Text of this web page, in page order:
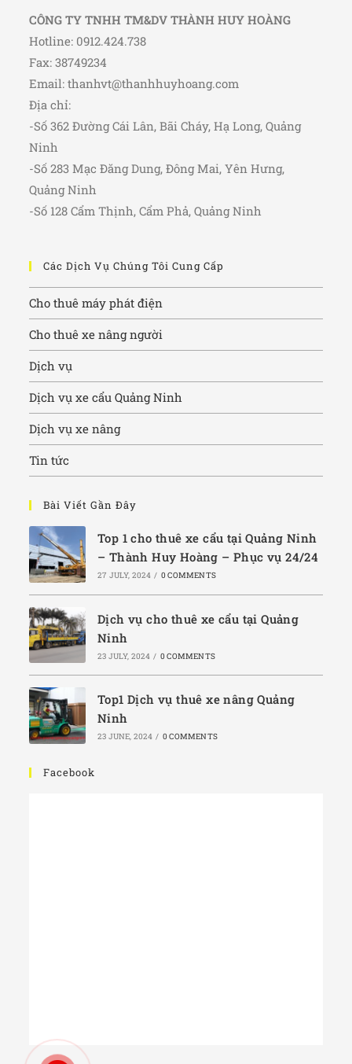
CÔNG TY TNHH TM&DV THÀNH HUY HOÀNG
Hotline: 0912.424.738
Fax: 38749234
Email:thanhvt@thanhhuyhoang.com
Địa chỉ:
-Số 362 Đường Cái Lân, Bãi Cháy, Hạ Long, Quảng
Ninh
-Số 283 Mạc Đăng Dung, Đông Mai, Yên Hưng,
Quảng Ninh
-Số 128 Cẩm Thịnh, Cẩm Phả, Quảng Ninh
Các Dịch Vụ Chúng Tôi Cung Cấp
Cho thuê máy phát điện
Cho thuê xe nâng người
Dịch vụ
Dịch vụ xe cẩu Quảng Ninh
Dịch vụ xe nâng
Tin tức
Bài Viết Gần Đây
Top 1 cho thuê xe cẩu tại Quảng Ninh
– Thành Huy Hoàng – Phục vụ 24/24
27 JULY, 2024 / 0 COMMENTS
Dịch vụ cho thuê xe cẩu tại Quảng
Ninh
23 JULY, 2024 / 0 COMMENTS
Top1 Dịch vụ thuê xe nâng Quảng
Ninh
23 JUNE, 2024 / 0 COMMENTS
Facebook